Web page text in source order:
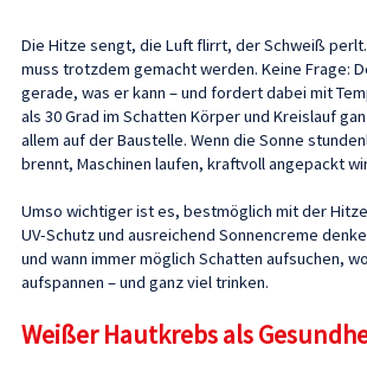
Die Hitze sengt, die Luft flirrt, der Schweiß
muss trotzdem gemacht werden. Keine Frage:
gerade, was er kann – und fordert dabei mit
als 30 Grad im Schatten Körper und Kreislauf
allem auf der Baustelle. Wenn die Sonne
brennt, Maschinen laufen, kraftvoll angepackt
Umso wichtiger ist es, bestmöglich mit der
UV-Schutz und ausreichend Sonnencreme
und wann immer möglich Schatten aufsuchen,
aufspannen – und ganz viel trinken.
Weißer Hautkrebs als